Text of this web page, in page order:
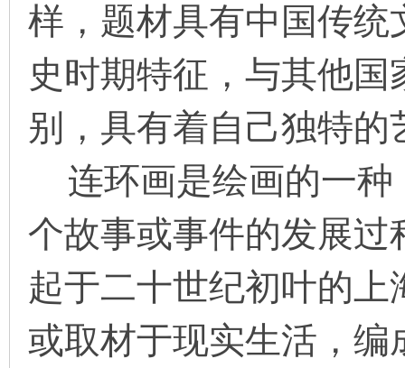
样，题材具有中国传
史时期特征，与其他
别，具有着自己独特的
连环画是绘画的一种
个故事或事件的发展过
起于二十世纪初叶的
或取材于现实生活，